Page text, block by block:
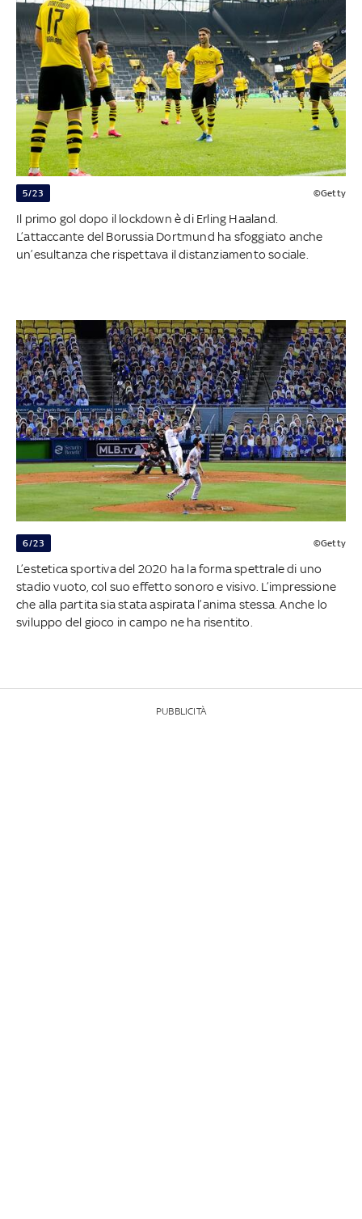
5/23 ©Getty
Il primo gol dopo il lockdown è di Erling Haaland.
L’attaccante del Borussia Dortmund ha sfoggiato anche
un’esultanza che rispettava il distanziamento sociale.
6/23 ©Getty
L’estetica sportiva del 2020 ha la forma spettrale di uno
stadio vuoto, col suo effetto sonoro e visivo. L’impressione
che alla partita sia stata aspirata l’anima stessa. Anche lo
sviluppo del gioco in campo ne ha risentito.
PUBBLICITÀ